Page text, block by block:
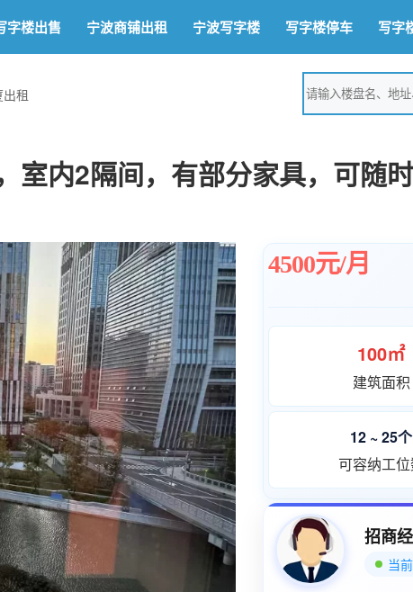
字楼出售 宁波商铺出租 宁波写字楼 写字楼停车 写字
租
室内2隔间，有部分家具，可随
4500元/月
100㎡
建筑面积
12 ~ 25个
可容纳工
招商
当